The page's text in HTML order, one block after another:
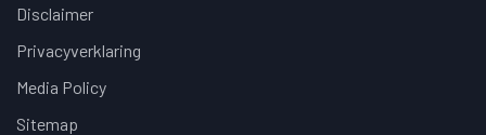
Disclaimer
Privacyverklaring
Media Policy
Sitemap